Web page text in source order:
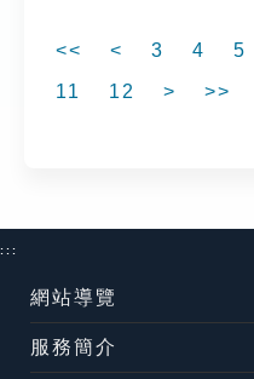
<< < 3 4 5
11
12 > >>
:::
網站導覽
服務簡介